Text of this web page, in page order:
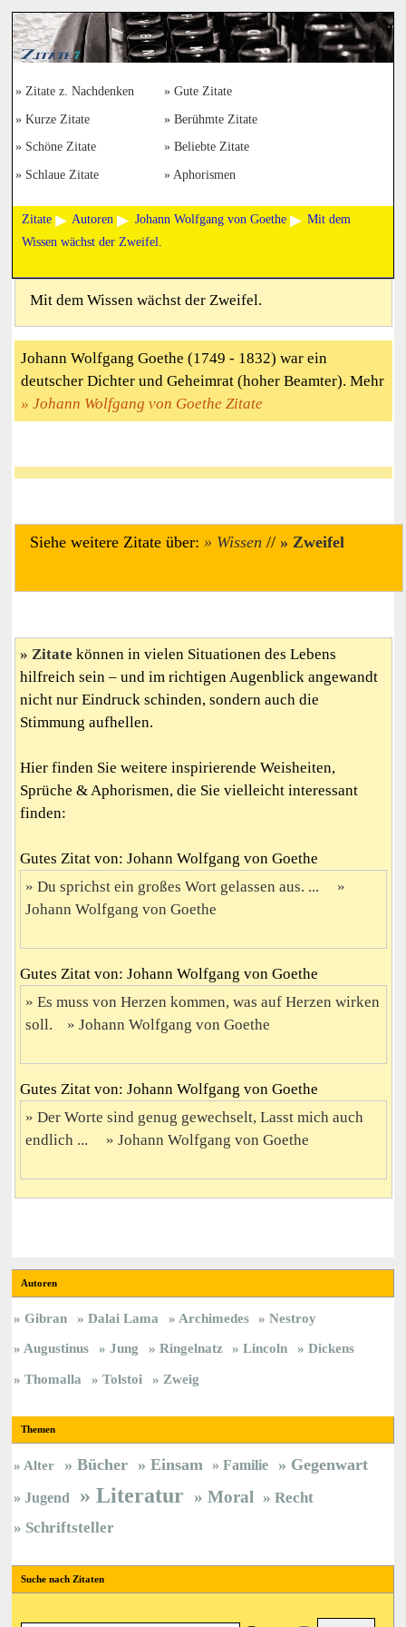
Zitate z. Nachdenken Gute Zitate
Kurze Zitate Berühmte Zitate
Schöne Zitate Beliebte Zitate
Schlaue Zitate Aphorismen
Zitate Autoren Johann Wolfgang von Goethe
Mit dem
Wissen wächst der Zweifel.
Mit dem Wissen wächst der Zweifel.
Johann Wolfgang Goethe (1749 - 1832) war ein
deutscher Dichter und Geheimrat (hoher Beamter). Mehr
Johann Wolfgang von Goethe Zitate
Siehe weitere Zitate über: Wissen // Zweifel
Zitate können in vielen Situationen des Lebens
hilfreich sein – und im richtigen Augenblick angewandt
nicht nur Eindruck schinden, sondern auch die
Stimmung aufhellen.
Hier finden Sie weitere inspirierende Weisheiten,
Sprüche & Aphorismen, die Sie vielleicht interessant
finden:
Gutes Zitat von: Johann Wolfgang von Goethe
Du sprichst ein großes Wort gelassen aus. ...
Johann Wolfgang von Goethe
Gutes Zitat von: Johann Wolfgang von Goethe
Es muss von Herzen kommen, was auf Herzen wirken
soll.
Johann Wolfgang von Goethe
Gutes Zitat von: Johann Wolfgang von Goethe
Der Worte sind genug gewechselt, Lasst mich auch
endlich ...
Johann Wolfgang von Goethe
Autoren
Gibran Dalai Lama Archimedes
Nestroy
Augustinus
Jung Ringelnatz Lincoln
Dickens
Thomalla
Tolstoi Zweig
Themen
Alter Bücher Einsam Familie Gegenwart
Jugend Literatur Moral
Recht
Schriftsteller
Suche nach Zitaten